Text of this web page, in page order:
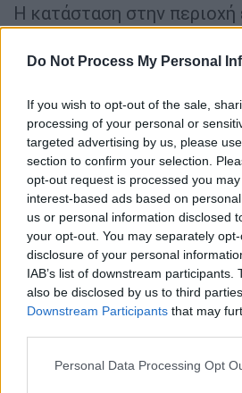
Do Not Process My Personal
If you wish to opt-out of the sale,
processing of your personal or
targeted advertising by us, please
section to confirm your selection.
opt-out request is processed you
interest-based ads based on
us or personal information disclosed
your opt-out. You may separately
disclosure of your personal
IAB’s list of downstream participants.
also be disclosed by us to third
Downstream Participants that may
Please note that this website/app
Personal Data Processing Opt
Η κατάσταση στην περιοχή
ραγδαία τις τελευταίες
στρατιωτικές βάσεις της
του Χαλεπιού, δέχτηκαν
επιθέσεις προήλθαν από
Δημοκρατικές Δυνάμεις
Συριακό Στρατό.
Παράλληλα, οι ρωσικές
επιδρομές συνεχίζονται
στην επαρχία τουΙντλίμπ
ύπαιθρο της Λατάκειας,
βομβαρδισμοί μεταξύ των
ανασφάλεια στην περιοχή.